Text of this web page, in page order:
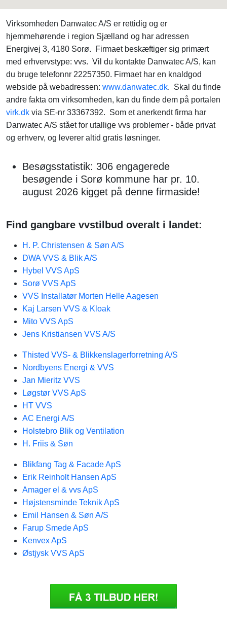
Virksomheden Danwatec A/S er rettidig og er
hjemmehørende i region Sjælland og har adressen
Energivej 3, 4180 Sorø. Firmaet beskæftiger sig primært
med erhvervstype: vvs. Vil du kontakte Danwatec A/S, kan
du bruge telefonnr 22257350. Firmaet har en knaldgod
webside på webadressen: www.danwatec.dk. Skal du finde
andre fakta om virksomheden, kan du finde dem på portalen
virk.dk via SE-nr 33367392. Som et anerkendt firma har
Danwatec A/S stået for utallige vvs problemer - både privat
og erhverv, og leverer altid gratis løsninger.
Besøgsstatistik: 306 engagerede
besøgende i Sorø kommune har pr. 10.
august 2026 kigget på denne firmaside!
Find gangbare vvstilbud overalt i landet:
H. P. Christensen & Søn A/S
DWA VVS & Blik A/S
Hybel VVS ApS
Sorø VVS ApS
VVS Installatør Morten Helle Aagesen
Kaj Larsen VVS & Kloak
Mito VVS ApS
Jens Kristiansen VVS A/S
Thisted VVS- & Blikkenslagerforretning A/S
Nordbyens Energi & VVS
Jan Mieritz VVS
Løgstør VVS ApS
HT VVS
AC Energi A/S
Holstebro Blik og Ventilation
H. Friis & Søn
Blikfang Tag & Facade ApS
Erik Reinholt Hansen ApS
Amager el & vvs ApS
Højstensminde Teknik ApS
Emil Hansen & Søn A/S
Farup Smede ApS
Kenvex ApS
Østjysk VVS ApS